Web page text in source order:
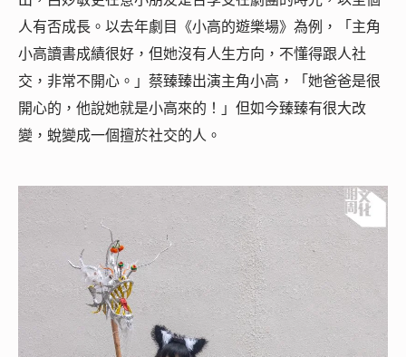
人有否成長。以去年劇目《小高的遊樂場》為例，「 主角
小高讀書成績很好，但她沒有人生方向，不懂得跟人社
交，非常不開心 。」蔡臻臻出演主角小高，「她爸爸是很
開心的，他說她就是小高來的！」但如今臻臻有很大改
變，蛻變成一個擅於社交的人。